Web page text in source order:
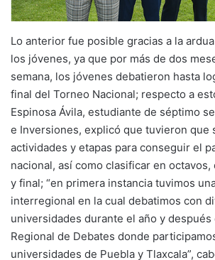
Lo anterior fue posible gracias a la
los jóvenes, ya que por más de dos
semana, los jóvenes debatieron hasta
final del Torneo Nacional; respecto a
Espinosa Ávila, estudiante de séptimo
e Inversiones, explicó que tuvieron que
actividades y etapas para conseguir el
nacional, así como clasificar en
y final; “en primera instancia tuvimos
interregional en la cual debatimos con
universidades durante el año y después
Regional de Debates donde
universidades de Puebla y Tlaxcala”,